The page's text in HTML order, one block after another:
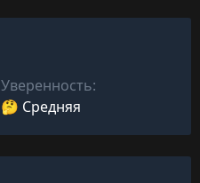
Уверенность:
🤔 Средняя